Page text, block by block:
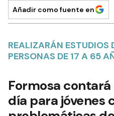
Añadir como fuente en
REALIZARÁN ESTUDIOS
PERSONAS DE 17 A 65
Formosa
día para jóvenes